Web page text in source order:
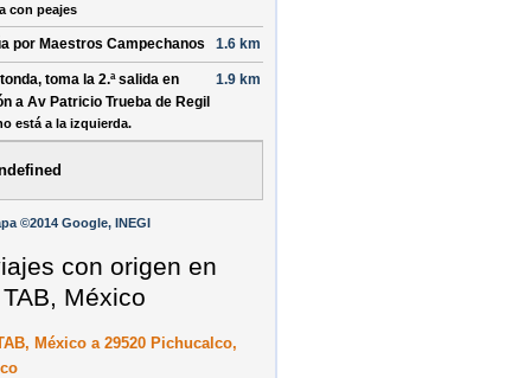
con peajes
por Maestros Campechanos 1.6 km
toma la 2.ªsalida en
a Av Patricio Trueba de Regil
está a la izquierda.
1.9 km
©2014 Google, INEGI
con origen en
México
México a 29520 Pichucalco,